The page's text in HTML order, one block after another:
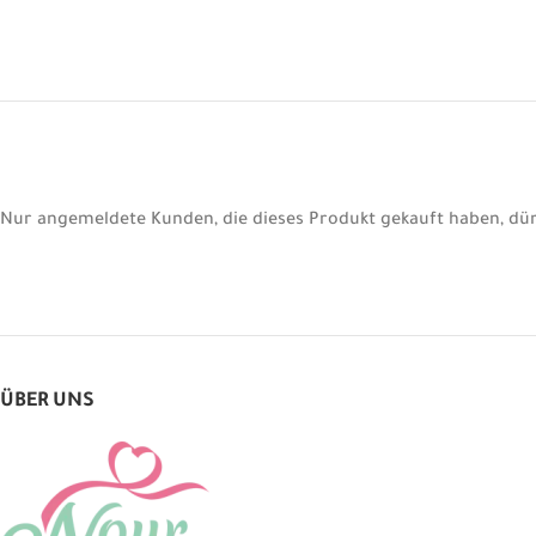
Nur angemeldete Kunden, die dieses Produkt gekauft haben,
ÜBER UNS